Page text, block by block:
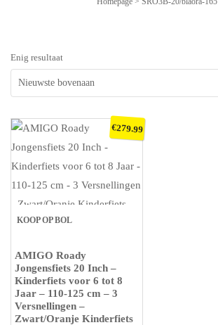
Enig resultaat
KOOP OP BOL
AMIGO Roady
Jongensfiets 20 Inch –
Kinderfiets voor 6 tot 8
Jaar – 110-125 cm – 3
Versnellingen –
Zwart/Oranje Kinderfiets
€279.99